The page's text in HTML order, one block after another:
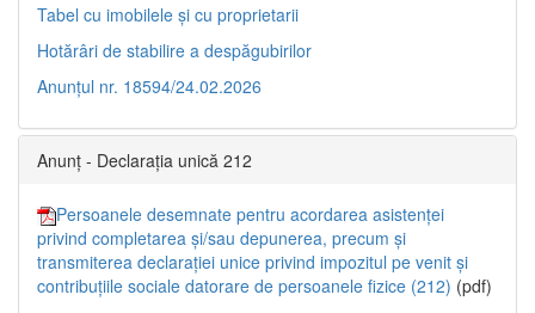
Tabel cu imobilele și cu proprietarii
Hotărâri de stabilire a despăgubirilor
Anunțul nr. 18594/24.02.2026
Anunț - Declarația unică 212
Persoanele desemnate pentru acordarea asistenței
privind completarea și/sau depunerea, precum și
transmiterea declarației unice privind impozitul pe venit și
contribuțiile sociale datorare de persoanele fizice (212) (pdf)